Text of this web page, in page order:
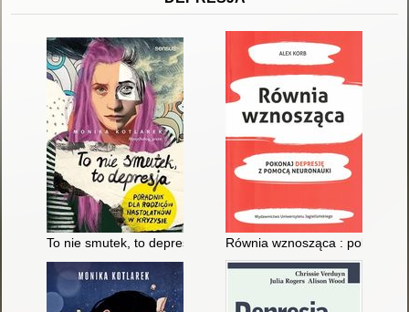
To nie smutek, to depresja : poradnik dla rodziców
Równia wznosząca : pokonaj